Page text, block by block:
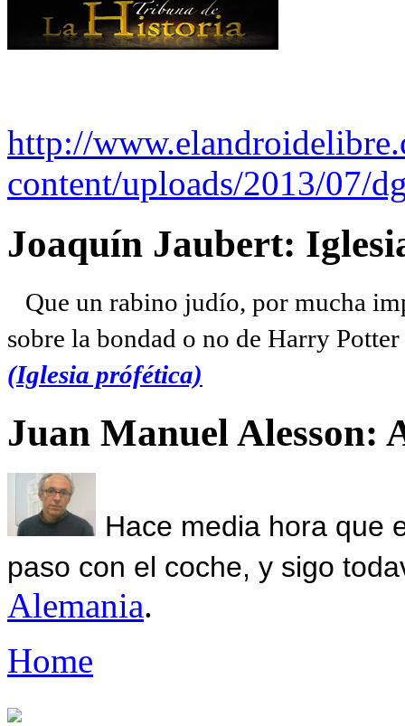
http://
content/uploads/2013/07/
Joaquín Jaubert:
Que un rabino judío, por mucha
sobre la bondad o no de Harry
(Iglesia prófética)
Juan Manuel Alesson:
Hace media hora que
paso con el coche, y sigo
Alemania.
Home